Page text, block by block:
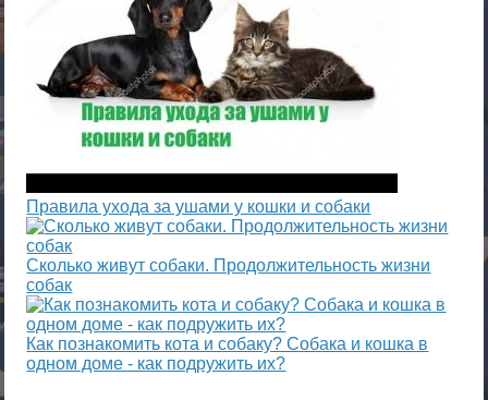
Правила ухода за ушами у кошки и собаки
Сколько живут собаки. Продолжительность жизни
собак
Как познакомить кота и собаку? Собака и кошка в
одном доме - как подружить их?